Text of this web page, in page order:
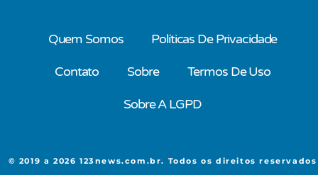
Quem Somos Políticas De Privacidade
Contato Sobre Termos De Uso
Sobre A LGPD
© 2019 a 2026 123news.com.br. Todos os direitos reservados